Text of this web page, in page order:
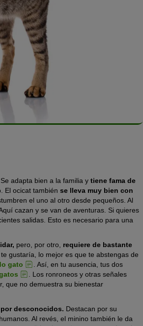
Se adapta bien a la familia y tiene fama de
El ocicat también se lleva muy bien con
el uno al otro desde pequeños. Al
cazan y se van de aventuras. Si quieres
salidas. Esto es necesario para una
pero, por otro, requiere de bastante
gustaría, lo mejor es que te abstengas de
gato
. Así, en tu ausencia, tus dos
. Los ronroneos y otras señales
que no demuestra su bienestar
desconocidos. Destacan por su
Al revés, el minino también le da